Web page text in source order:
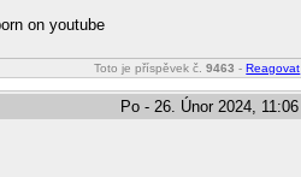
on youtube
Toto je příspěvek č.9463 - Reagovat
Po - 26. Únor 2024, 11:06